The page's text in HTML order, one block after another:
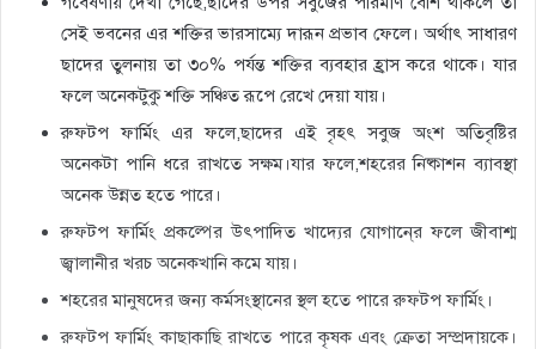
সেই ভবনের এর শক্তির ভারসাম্যে দারূন প্রভাব ফেলে। অর্থাৎ সাধারণ
ছাদের তুলনায় তা ৩০% পর্যন্ত শক্তির ব্যবহার হ্রাস করে থাকে। যার
ফলে অনেকটুকু শক্তি সঞ্চিত রূপে রেখে দেয়া যায়।
রুফটপ ফার্মিং এর ফলে,ছাদের এই বৃহৎ সবুজ অংশ অতিবৃষ্টির
অনেকটা পানি ধরে রাখতে সক্ষম।যার ফলে,শহরের নিষ্কাশন ব্যাবস্থা
অনেক উন্নত হতে পারে।
রুফটপ ফার্মিং প্রকল্পের উৎপাদিত খাদ্যের যোগানে্র ফলে জীবাশ্ম
জ্বালানীর খরচ অনেকখানি কমে যায়।
শহরের মানুষদের জন্য কর্মসংস্থানের স্থল হতে পারে রুফটপ ফার্মিং।
রুফটপ ফার্মিং কাছাকাছি রাখতে পারে কৃষক এবং ক্রেতা সম্প্রদায়কে।